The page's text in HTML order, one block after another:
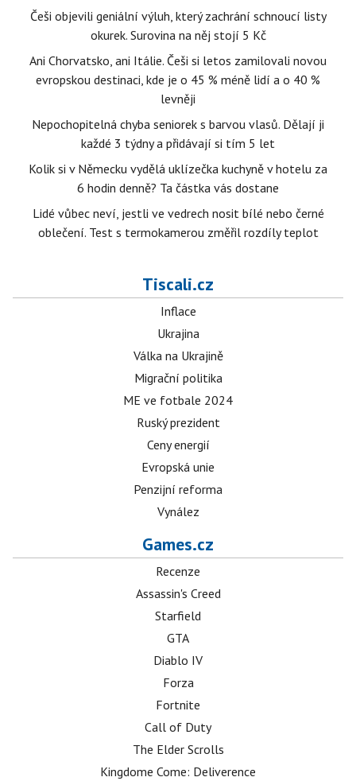
Češi objevili geniální výluh, který zachrání schnoucí listy
okurek. Surovina na něj stojí 5 Kč
Ani Chorvatsko, ani Itálie. Češi si letos zamilovali novou
evropskou destinaci, kde je o 45 % méně lidí a o 40 %
levněji
Nepochopitelná chyba seniorek s barvou vlasů. Dělají ji
každé 3 týdny a přidávají si tím 5 let
Kolik si v Německu vydělá uklízečka kuchyně v hotelu za
6 hodin denně? Ta částka vás dostane
Lidé vůbec neví, jestli ve vedrech nosit bílé nebo černé
oblečení. Test s termokamerou změřil rozdíly teplot
Tiscali.cz
Inflace
Ukrajina
Válka na Ukrajině
Migrační politika
ME ve fotbale 2024
Ruský prezident
Ceny energií
Evropská unie
Penzijní reforma
Vynález
Games.cz
Recenze
Assassin's Creed
Starfield
GTA
Diablo IV
Forza
Fortnite
Call of Duty
The Elder Scrolls
Kingdome Come: Deliverence